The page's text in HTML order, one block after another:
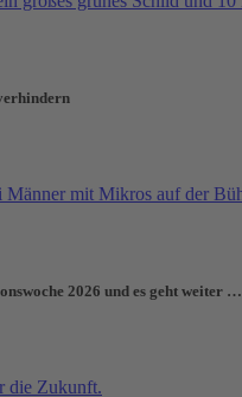
2026 und es geht weiter …